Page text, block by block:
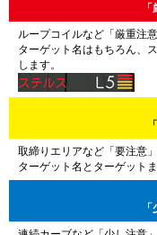
ループコイルなど「厳重注
ターゲット名はもちろん、
します。
取締りエリアなど「要注意
ターゲット名とターゲット